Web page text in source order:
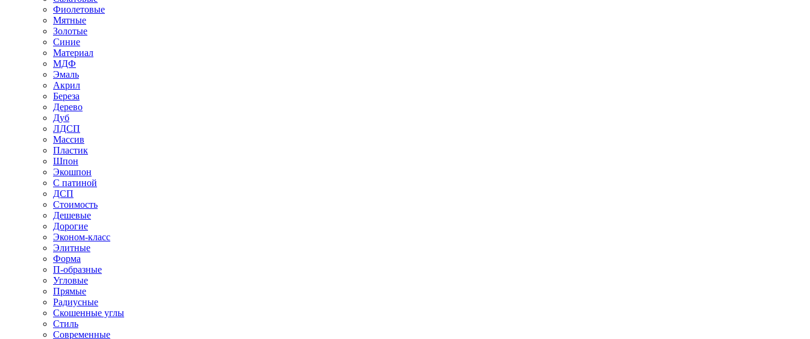
Фиолетовые
Мятные
Золотые
Синие
Материал
МДФ
Эмаль
Акрил
Береза
Дерево
Дуб
ЛДСП
Массив
Пластик
Шпон
Экошпон
С патиной
ДСП
Стоимость
Дешевые
Дорогие
Эконом-класс
Элитные
Форма
П-образные
Угловые
Прямые
Радиусные
Скошенные углы
Стиль
Современные